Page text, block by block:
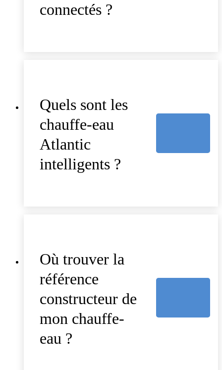
connectés ?
Quels sont les
chauffe-eau
Atlantic
intelligents ?
Où trouver la
référence
constructeur de
mon chauffe-
eau ?